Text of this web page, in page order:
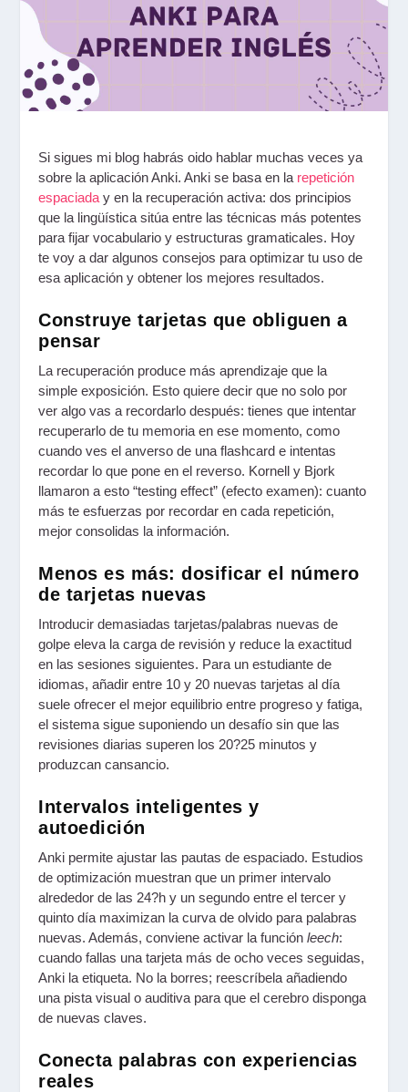
Si sigues mi blog habrás oido hablar muchas veces ya
sobre la aplicación Anki. Anki se basa en la repetición
espaciaday en la recuperación activa: dos principios
que la lingüística sitúa entre las técnicas más potentes
para fijar vocabulario y estructuras gramaticales. Hoy
te voy a dar algunos consejos para optimizar tu uso de
esa aplicación y obtener los mejores resultados.
Construye tarjetas que obliguen a
pensar
La recuperación produce más aprendizaje que la
simple exposición. Esto quiere decir que no solo por
ver algo vas a recordarlo después: tienes que intentar
recuperarlo de tu memoria en ese momento, como
cuando ves el anverso de una flashcard e intentas
recordar lo que pone en el reverso. Kornell y Bjork
llamaron a esto “testing effect” (efecto examen): cuanto
más te esfuerzas por recordar en cada repetición,
mejor consolidas la información.
Menos es más: dosificar el número
de tarjetas nuevas
Introducir demasiadas tarjetas/palabras nuevas de
golpe eleva la carga de revisión y reduce la exactitud
en las sesiones siguientes. Para un estudiante de
idiomas, añadir entre 10 y 20 nuevas tarjetas al día
suele ofrecer el mejor equilibrio entre progreso y fatiga,
el sistema sigue suponiendo un desafío sin que las
revisiones diarias superen los 20?25 minutos y
produzcan cansancio.
Intervalos inteligentes y
autoedición
Anki permite ajustar las pautas de espaciado. Estudios
de optimización muestran que un primer intervalo
alrededor de las 24?h y un segundo entre el tercer y
quinto día maximizan la curva de olvido para palabras
nuevas. Además, conviene activar la funciónleech:
cuando fallas una tarjeta más de ocho veces seguidas,
Anki la etiqueta. No la borres; reescríbela añadiendo
una pista visual o auditiva para que el cerebro disponga
de nuevas claves.
Conecta palabras con experiencias
reales